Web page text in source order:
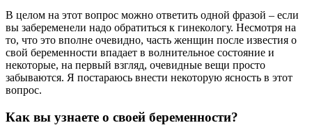
В целом на этот вопрос можно ответить одной фразой – если
вы забеременели надо обратиться к гинекологу. Несмотря на
то, что это вполне очевидно, часть женщин после известия о
свой беременности впадает в волнительное состояние и
некоторые, на первый взгляд, очевидные вещи просто
забываются. Я постараюсь внести некоторую ясность в этот
вопрос.
Как вы узнаете о своей беременности?